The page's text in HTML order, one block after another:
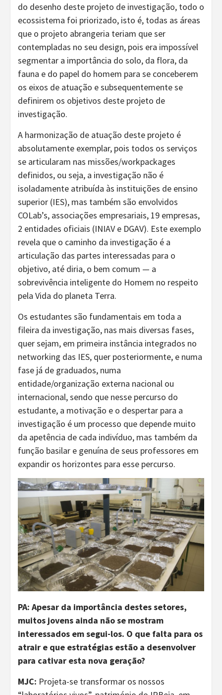
do desenho deste projeto de investigação, todo o
ecossistema foi priorizado, isto é, todas as áreas
que o projeto abrangeria teriam que ser
contempladas no seu design, pois era impossível
segmentar a importância do solo, da flora, da
fauna e do papel do homem para se conceberem
os eixos de atuação e subsequentemente se
definirem os objetivos deste projeto de
investigação.
A harmonização de atuação deste projeto é
absolutamente exemplar, pois todos os serviços
se articularam nas missões/workpackages
definidos, ou seja, a investigação não é
isoladamente atribuída às instituições de ensino
superior (IES), mas também são envolvidos
COLab’s, associações empresariais, 19 empresas,
2 entidades oficiais (INIAV e DGAV). Este exemplo
revela que o caminho da investigação é a
articulação das partes interessadas para o
objetivo, até diria, o bem comum — a
sobrevivência inteligente do Homem no respeito
pela Vida do planeta Terra.
Os estudantes são fundamentais em toda a
fileira da investigação, nas mais diversas fases,
quer sejam, em primeira instância integrados no
networking das IES, quer posteriormente, e numa
fase já de graduados, numa
entidade/organização externa nacional ou
internacional, sendo que nesse percurso do
estudante, a motivação e o despertar para a
investigação é um processo que depende muito
da apetência de cada indivíduo, mas também da
função basilar e genuína de seus professores em
expandir os horizontes para esse percurso.
PA: Apesar da importância destes setores,
muitos jovens ainda não se mostram
interessados em segui-los. O que falta para os
atrair e que estratégias estão a desenvolver
para cativar esta nova geração?
MJC: Projeta-se transformar os nossos